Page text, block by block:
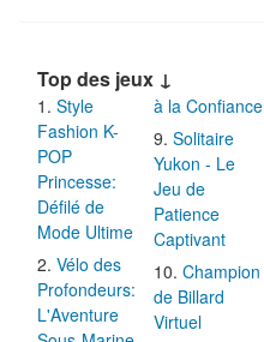
Top des jeux ↓
Style
Fashion K-
POP
Princesse:
Défilé de
Mode Ultime
Vélo des
Profondeurs:
L'Aventure
Sous-Marine
à la Confiance
Solitaire
Yukon - Le
Jeu de
Patience
Captivant
Champion
de Billard
Virtuel